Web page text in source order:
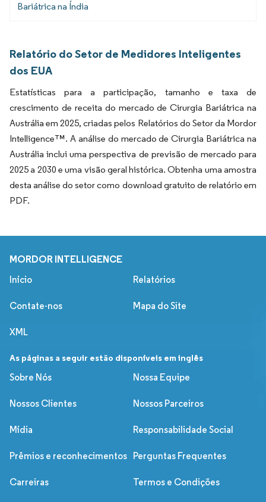
Bariátrica na Índia
Relatório do Setor de Medidores Inteligentes
dos EUA
Estatísticas para a participação, tamanho e taxa de
crescimento de receita do mercado de Cirurgia Bariátrica na
Austrália em 2025, criadas pelos Relatórios do Setor da Mordor
Intelligence™. A análise do mercado de Cirurgia Bariátrica na
Austrália inclui uma perspectiva de previsão de mercado para
2025 a 2030 e uma visão geral histórica. Obtenha uma amostra
desta análise do setor como download gratuito de relatório em
PDF.
MORDOR INTELLIGENCE
Início Relatórios
Contate-nos Mapa do Site
XML
As páginas a seguir estão disponíveis em inglês
Sobre Nós
Nossa Equipe
Nossos Clientes Nossos Parceiros
Mídia Responsabilidade Social
Prêmios e reconhecimentos Perguntas Frequentes
Carreiras Termos e Condições